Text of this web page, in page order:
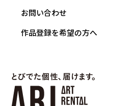
お問い合わせ
作品登録を希望の方へ